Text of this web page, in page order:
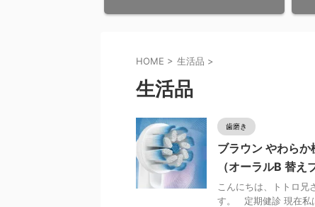
HOME > 生活品 >
生活品
歯磨き
ブラウン やわら
（オーラルB 替
こんにちは、トトロ兄
す。 定期健診 現在私